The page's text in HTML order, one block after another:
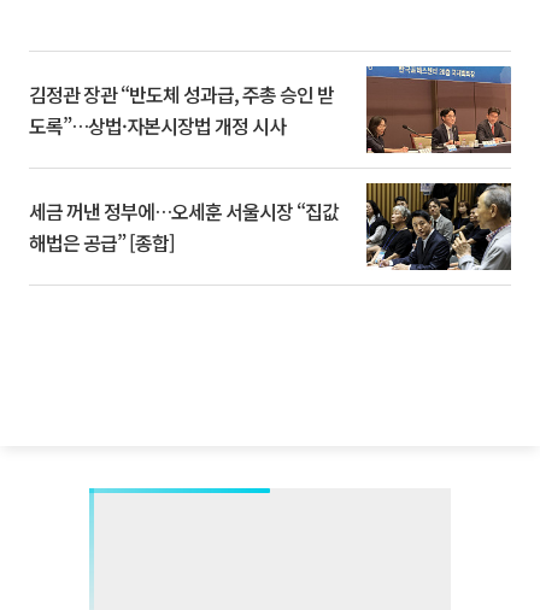
김정관 장관 “반도체 성과급, 주총 승인 받
도록”…상법·자본시장법 개정 시사
세금 꺼낸 정부에…오세훈 서울시장 “집값
해법은 공급” [종합]